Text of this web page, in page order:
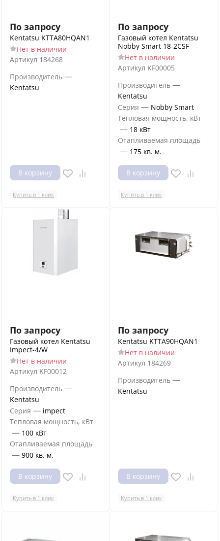
По запросу
Kentatsu KTTA80HQAN1
Нет в наличии
Артикул 184268
Производитель —
Kentatsu
В корзину
Купить в 1 клик
По запросу
Газовый котел Kentatsu
Nobby Smart 18-2CSF
Нет в наличии
Артикул KF00005
Производитель —
Kentatsu
Серия — Nobby Smart
Тепловая мощность, кВт
— 18 кВт
Отапливаемая площадь
— 175 кв. м.
В корзину
Купить в 1 клик
По запросу
Газовый котел Kentatsu
Impect-4/W
Нет в наличии
Артикул KF00012
Производитель —
Kentatsu
Серия — impect
Тепловая мощность, кВт
— 100 кВт
Отапливаемая площадь
— 900 кв. м.
В корзину
Купить в 1 клик
По запросу
Kentatsu KTTA90HQAN1
Нет в наличии
Артикул 184269
Производитель —
Kentatsu
В корзину
Купить в 1 клик